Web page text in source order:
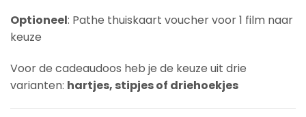
Optioneel: Pathe thuiskaart voucher voor 1 film naar
keuze
Voor de cadeaudoos heb je de keuze uit drie
varianten: hartjes, stipjes of driehoekjes